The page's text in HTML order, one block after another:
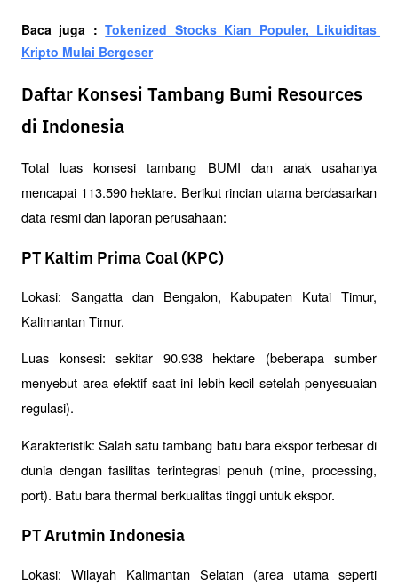
Baca juga : Tokenized Stocks Kian Populer, Likuiditas
Kripto Mulai Bergeser
Daftar Konsesi Tambang Bumi Resources
di Indonesia
Total luas konsesi tambang BUMI dan anak usahanya
mencapai 113.590 hektare. Berikut rincian utama berdasarkan
data resmi dan laporan perusahaan:
PT Kaltim Prima Coal (KPC)
Lokasi: Sangatta dan Bengalon, Kabupaten Kutai Timur,
Kalimantan Timur.
Luas konsesi: sekitar 90.938 hektare (beberapa sumber
menyebut area efektif saat ini lebih kecil setelah penyesuaian
regulasi).
Karakteristik: Salah satu tambang batu bara ekspor terbesar di
dunia dengan fasilitas terintegrasi penuh (mine, processing,
port). Batu bara thermal berkualitas tinggi untuk ekspor.
PT Arutmin Indonesia
Lokasi: Wilayah Kalimantan Selatan (area utama seperti